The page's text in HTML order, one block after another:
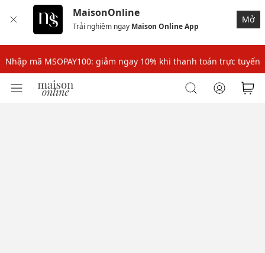
MaisonOnline
Trải nghiệm ngay Maison Online App
Mở
Nhập mã: MSOXINCHAO - Giảm 10% đơn đầu cho thành viên mới!
Nhập mã MSOPAY100: giảm ngay 10% khi thanh toán trực tuyến
Nhập mã: MSOXINCHAO - Giảm 10% đơn đầu cho thành viên mới!